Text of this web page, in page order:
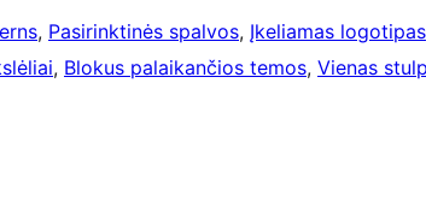
, Pasirinktinės spalvos, Įkeliamas logotipas
, Blokus palaikančios temos, Vienas